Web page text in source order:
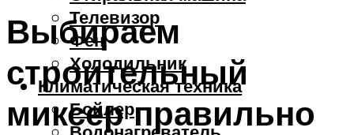
Телевизор
Фен
Холодильник
Климатическая техника
Бойлер
Выбираем
строительный
миксер правильно